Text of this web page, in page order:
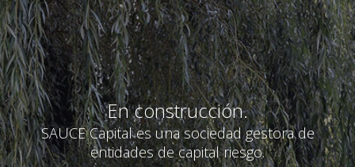
En construcción.
SAUCE Capital es una sociedad gestora de
entidades de capital riesgo.